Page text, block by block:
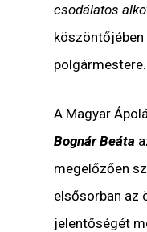
csodálatos
köszöntőjében
polgármestere.
A Magyar
Bognár Beáta
megelőzően
elsősorban az
jelentőségét